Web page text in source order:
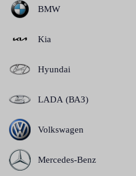
BMW
Kia
Hyundai
LADA (ВАЗ)
Volkswagen
Mercedes-Benz